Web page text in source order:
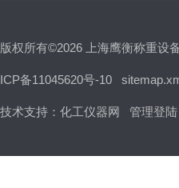
版权所有©2026 上海鹰衡称重设
ICP备11045620号-10
技术支持： 化工仪器网 管理登陆